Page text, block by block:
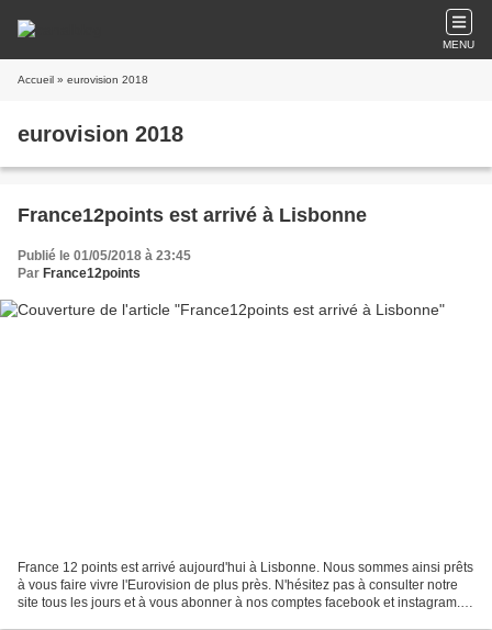
MENU
Accueil » eurovision 2018
eurovision 2018
France12points est arrivé à Lisbonne
Publié le 01/05/2018 à 23:45
Par France12points
France 12 points est arrivé aujourd'hui à Lisbonne. Nous sommes ainsi prêts
à vous faire vivre l'Eurovision de plus près. N'hésitez pas à consulter notre
site tous les jours et à vous abonner à nos comptes facebook et instagram.